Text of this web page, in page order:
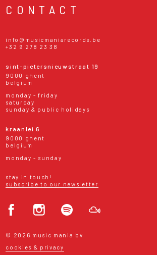
CONTACT
info@musicmaniarecords.be
+32 9 278 23 38
sint-pietersnieuwstraat 19
9000 ghent
belgium
monday - friday
saturday
sunday & public holidays
kraanlei 6
9000 ghent
belgium
monday - sunday
stay in touch!
subscribe to our newsletter
© 2026 music mania bv
cookies & privacy